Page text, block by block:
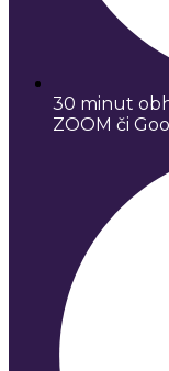
30 minut
ZOOM či